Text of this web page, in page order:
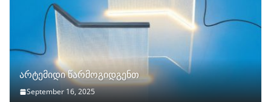
არტემიდი წარმოგიდგენთ
September 16, 2025